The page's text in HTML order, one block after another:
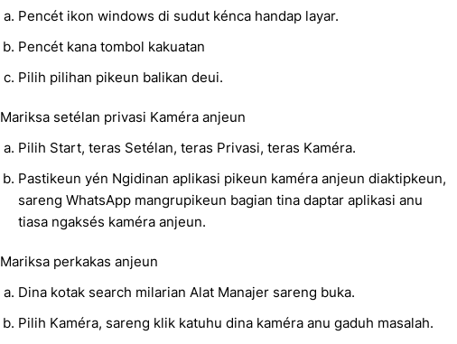
Pencét ikon windows di sudut kénca handap layar.
Pencét kana tombol kakuatan
Pilih pilihan pikeun balikan deui.
Mariksa setélan privasi Kaméra anjeun
Pilih Start, teras Setélan, teras Privasi, teras Kaméra.
Pastikeun yén Ngidinan aplikasi pikeun kaméra anjeun diaktipkeun,
sareng WhatsApp mangrupikeun bagian tina daptar aplikasi anu
tiasa ngaksés kaméra anjeun.
Mariksa perkakas anjeun
Dina kotak search milarian Alat Manajer sareng buka.
Pilih Kaméra, sareng klik katuhu dina kaméra anu gaduh masalah.